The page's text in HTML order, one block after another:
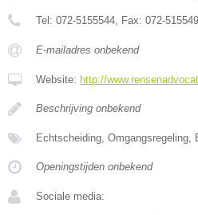
Tel: 072-5155544 , Fax: 072-
E-mailadres onbekend
Website: http://
Beschrijving onbekend
Echtscheiding, Omgangsregeling,
Openingstijden onbekend
Sociale media: